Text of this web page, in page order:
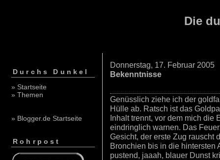
Die
Durchs Dunkel
» Startseite
» Themen
» Blogger.de Startseite
Rohrpost
Donnerstag, 17. Februar 2005
Bekenntnisse
Genüsslich ziehe ich der
Hülle ab. Ratsch ist das
Inhalt trennt, vor dem mich die
eindringlich warnen. Das
Gesicht, der erste Zug rauscht
Bronchien bis in die hintersten
pustend, jaaah, blauer Dunst